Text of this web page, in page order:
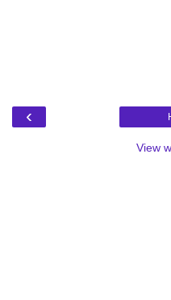
‹
View